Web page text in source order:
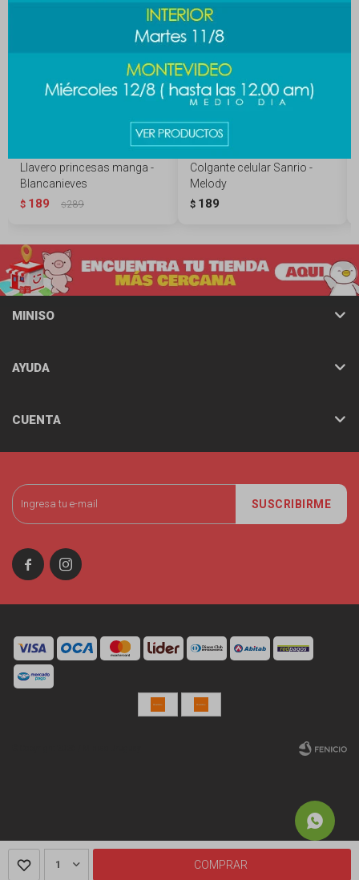
1 COMPRAR
Llavero princesas manga -
Blancanieves
$ 189 $289
Colgante celular Sanrio -
Melody
$ 189
SUSCRIBIRME
 
MINISO
AYUDA
CUENTA